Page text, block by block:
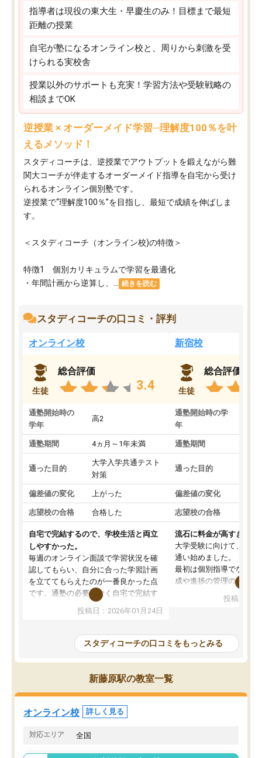
指導者は現役の東大生・早慶生のみ！目標まで最短
距離の授業
自宅が塾になるオンライン校と、周りから刺激を受
けられる実校舎
授業以外のサポートも充実！学習方法や受験戦略の
相談までOK
逆授業 × オーダーメイド学習─理解度100％を叶
えるメソッド！
スタディコーチは、逆授業でアウトプットを鍛えながら難
関大コーチが伴走するオーダーメイド指導を自宅から受け
られるオンライン個別塾です。
逆授業で“理解度100％”を目指し、最短で成績を伸ばしま
す。
＜スタディコーチ（オンライン校)の特徴＞
特徴1 個別カリキュラムで学習を最適化
・年間計画から逆算し、...
続きを読む
スタディコーチの口コミ・評判
オンライン校
生徒
総合評価
3.4
通塾開始時の
学年
高2
通塾期間 4ヵ月～1年未満
通った目的
大学入学共通テスト
対策
偏差値の変化 上がった
志望校の合格 合格した
自宅で完結するので、学校生活と両立
しやすかった。
毎週のオンライン面談で学習状況を確
認してもらい、自分に合った学習計画
を立ててもらえたのが一番良かった点
です。通塾の必要がなく自宅で完結す
たです。コーチが現役大学生で相談し
安も気軽に話せました。勉強習慣が身
についたと感じています。また、チャ
ットで質問できるのも便利でした。一
人では迷いがちだった受験勉強を、最
だと思います。
投稿日：2026年01月24日
新宿校
生徒
総合評価
通塾開始時の学
年
通塾期間
通った目的
偏差値の変化
志望校の合格
流石に料金が高すぎる
大学受験に向けて、高2
通い始めました。
最初は個別指導でなく、
成や進捗の管理のみのコ
じ個別指導コースに変更
性が良くなかったです。
モチベーションが上がら
にやめてしまいました。
の方の予定が空いていな
投稿日：
スタディコーチの口コミをもっとみる
新藤原駅の教室一覧
オンライン校 詳しく見る
対応エリア 全国